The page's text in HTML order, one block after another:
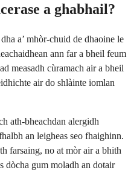
a ghabhail?
a’ mhòr-chuid de dhaoine le
ann far a bheil feum
measadh cùramach air a bheil
air do shlàinte iomlan
ath-bheachdan alergidh
an leigheas seo fhaighinn.
farsaing, no at mòr air a bhith
dòcha gum moladh an dotair